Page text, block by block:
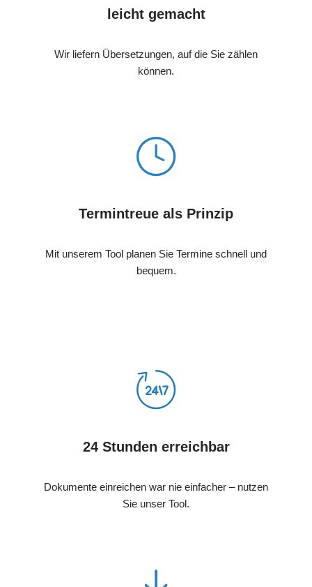
leicht gemacht
Wir liefern Übersetzungen, auf die Sie zählen
können.
Termintreue als Prinzip
Mit unserem Tool planen Sie Termine schnell und
bequem.
24 Stunden erreichbar
Dokumente einreichen war nie einfacher – nutzen
Sie unser Tool.